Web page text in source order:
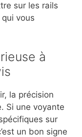
sur les rails
vous
à
la précision
Si une voyante
sur
un bon signe